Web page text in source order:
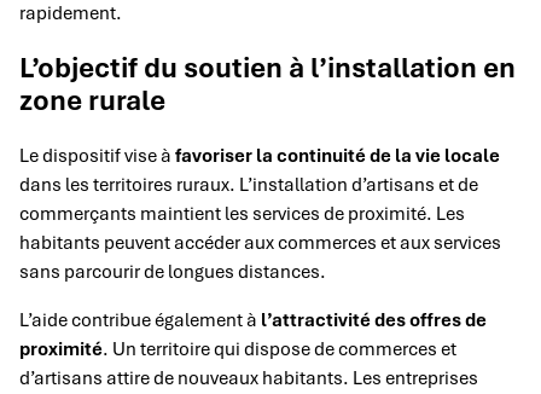
rapidement.
L’objectif du soutien à l’installation en
zone rurale
Le dispositif vise à favoriser la continuité de la vie locale
dans les territoires ruraux. L’installation d’artisans et de
commerçants maintient les services de proximité. Les
habitants peuvent accéder aux commerces et aux services
sans parcourir de longues distances.
L’aide contribue également à l’attractivité des offres de
proximité. Un territoire qui dispose de commerces et
d’artisans attire de nouveaux habitants. Les entreprises